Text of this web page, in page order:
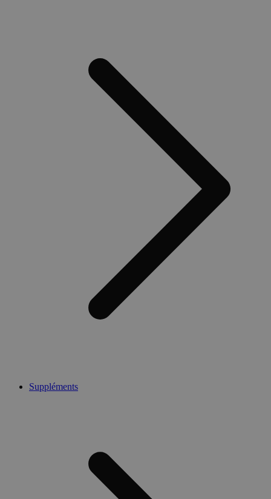
Suppléments